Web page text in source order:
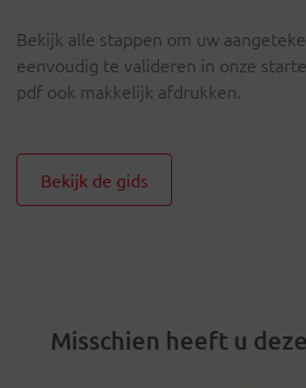
Bekijk alle stappen om uw
eenvoudig te valideren in onze
pdf ook makkelijk afdrukken.
Bekijk de gids
Misschien heeft u